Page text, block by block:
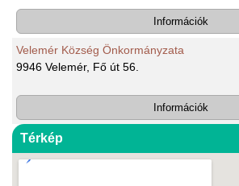
Információk
Velemér Község Önkormányzata
9946 Velemér, Fő út 56.
Információk
Térkép